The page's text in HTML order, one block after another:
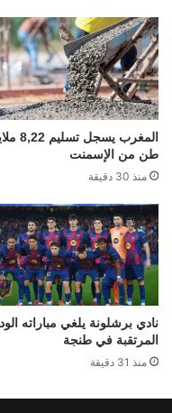
المغرب يسجل
طن من الإسمنت
منذ 30 دقيقة
نادي برشلونة يلغي مباراته
المرتقبة في طنجة
منذ 31 دقيقة